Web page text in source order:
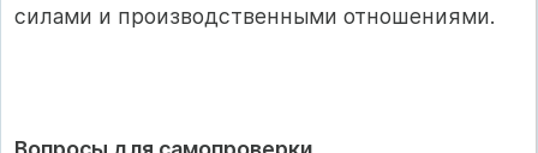
силами и производственными отношениями.